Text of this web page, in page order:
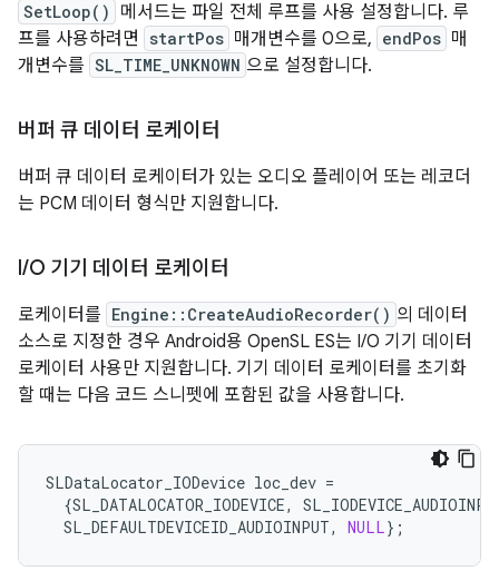
SetLoop()
메서드는 파일 전체 루프를 사용 설정합니다. 루
프를 사용하려면
startPos 매개변수를 0으로, endPos 매
개변수를 SL_TIME_UNKNOWN 으로 설정합니다.
버퍼 큐 데이터 로케이터
버퍼 큐 데이터 로케이터가 있는 오디오 플레이어 또는 레코더
는 PCM 데이터 형식만 지원합니다.
/O 기기 데이터 로케이터
로케이터를 Engine::CreateAudioRecorder() 의 데이터
소스로 지정한 경우 Android용 OpenSL ES는 I/O 기기 데이터
로케이터 사용만 지원합니다. 기기 데이터 로케이터를 초기화
할 때는 다음 코드 스니펫에 포함된 값을 사용합니다.
SLDataLocator_IODevice loc_dev =
{SL_DATALOCATOR_IODEVICE,
SL_DEFAULTDEVICEID_AUDIOINPUT, NULL};